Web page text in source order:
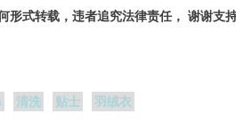
形式转载，违者追究法律责任， 谢谢支
清洗 贴士 羽绒衣